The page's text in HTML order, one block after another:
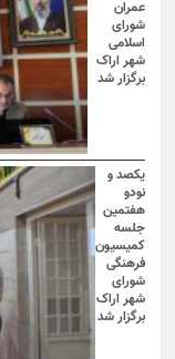
عمران
شورای
اسلامی
شهر اراک
برگزار شد
یکصد و
نودو
هفتمین
جلسه
کمیسیون
فرهنگی
شورای
شهر اراک
برگزار شد